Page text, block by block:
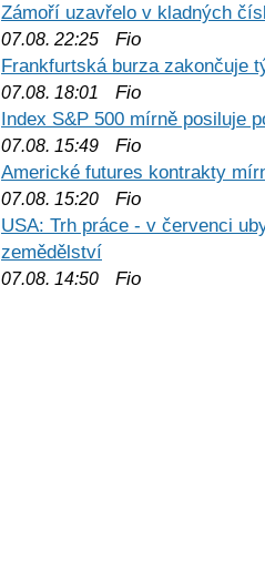
Zámoří uzavřelo v kladných
07.08. 22:25 Fio
Frankfurtská burza zakončuje
07.08. 18:01
Fio
Index S&P 500 mírně posiluje
07.08. 15:49 Fio
Americké futures kontrakty
07.08. 15:20 Fio
USA: Trh práce - v červenci
zemědělství
07.08. 14:50 Fio